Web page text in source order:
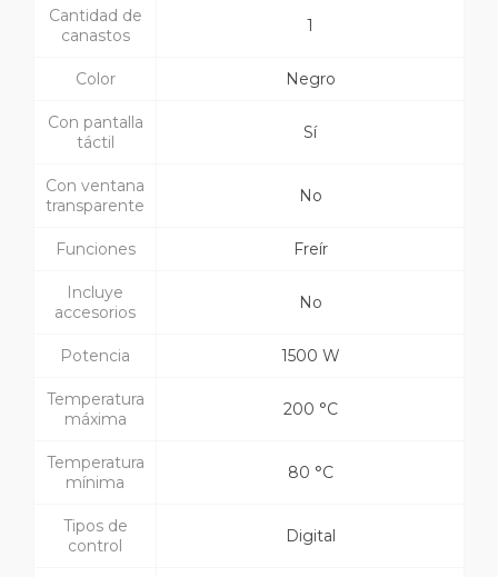
Cantidad de
canastos
1
Color Negro
Con pantalla
táctil
Sí
Con ventana
transparente
No
Funciones Freír
Incluye
accesorios
No
Potencia 1500 W
Temperatura
máxima
200 °C
Temperatura
mínima
80 °C
Tipos de
control
Digital